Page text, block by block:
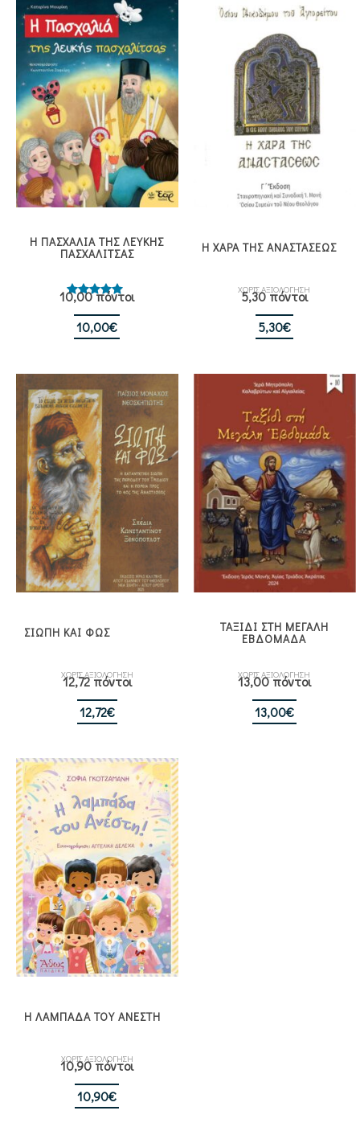
Η ΠΑΣΧΑΛΙΑ ΤΗΣ ΛΕΥΚΗΣ
ΠΑΣΧΑΛΙΤΣΑΣ
Βαθμολογήθηκε
με5.00
από 5
10,00 πόντοι
10,00€
Η ΧΑΡΑ ΤΗΣ ΑΝΑΣΤΑΣΕΩΣ
ΧΩΡΙΣ ΑΞΙΟΛΟΓΗΣΗ
5,30 πόντοι
5,30€
ΣΙΩΠΗ ΚΑΙ ΦΩΣ
ΧΩΡΙΣ ΑΞΙΟΛΟΓΗΣΗ
12,72 πόντοι
12,72€
ΤΑΞΙΔΙ ΣΤΗ ΜΕΓΑΛΗ
ΕΒΔΟΜΑΔΑ
ΧΩΡΙΣ ΑΞΙΟΛΟΓΗΣΗ
13,00 πόντοι
13,00€
Η ΛΑΜΠΑΔΑ ΤΟΥ ΑΝΕΣΤΗ
ΧΩΡΙΣ ΑΞΙΟΛΟΓΗΣΗ
10,90 πόντοι
10,90€